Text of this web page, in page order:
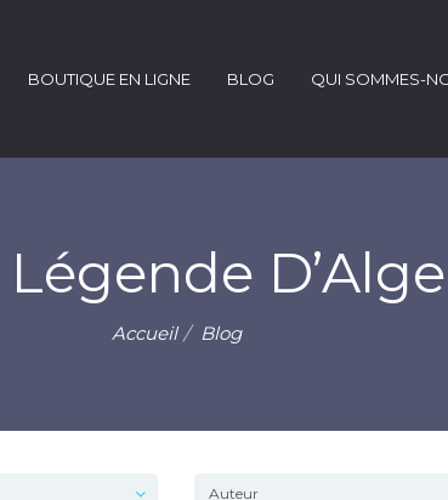
BOUTIQUE EN LIGNE BLOG QUI SOMMES-
Légende
Accueil Blog